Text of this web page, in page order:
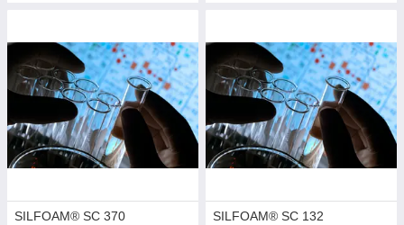
SILFOAM® SC 370
SILFOAM® SC 132